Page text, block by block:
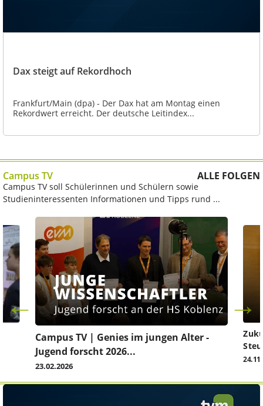
Dax steigt auf Rekordhoch
Frankfurt/Main (dpa) - Der Dax hat am Montag einen
Rekordwert erreicht. Der deutsche Leitindex...
Campus TV ALLE FOLGEN
Campus TV soll Schülerinnen und Schülern sowie
Studieninteressenten Informationen und Tipps rund ...
Campus TV | Genies im jungen Alter -
Jugend forscht 2026...
23.02.2026